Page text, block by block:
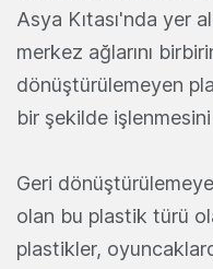
Asya Kıtası'nda yer
merkez ağlarını
dönüştürülemeyen
bir şekilde işlenmesini
Geri
olan bu plastik türü
plastikler,